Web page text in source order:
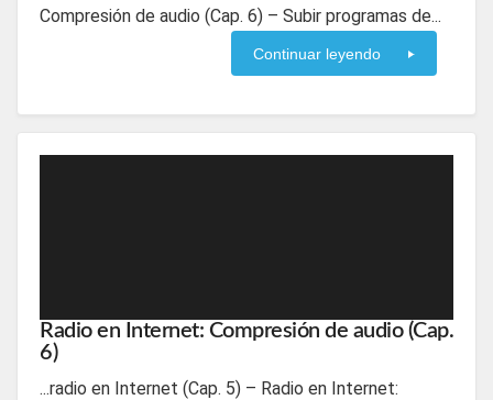
Compresión de audio (Cap. 6) – Subir programas de...
Continuar leyendo
Radio en Internet: Compresión de audio (Cap.
6)
...radio en Internet (Cap. 5) – Radio en Internet: